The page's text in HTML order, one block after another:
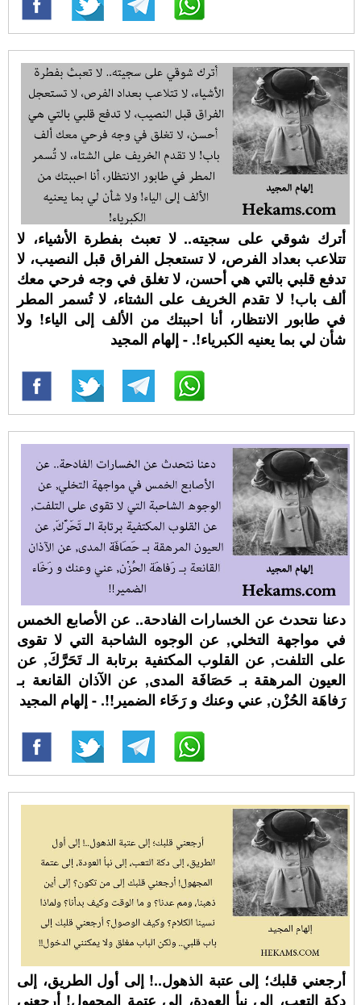
أترك شوقي على سجيته.. لا تعبث بفطرة الأشياء، لا
تتلاعب بعداد الفرص، لا تستعجل الفراق قبل النصيب، لا
تدفع قلبي بالتي هي أحسن، لا تغلق في وجه فرحي معك
ألف باب! لا تقدم الخريف على الشتاء، لا تُسمر المطر
في طابور الانتظار، أنا احببتك من الألف إلى الياء! ولا
شأن لي بما يعنيه الكبرياء!. - إلهام المجيد
دعنا نتحدث عن الخسارات الفادحة.. عن الأصابع الخمس
في مواجهة التخلي, عن الوجوه الشاحبة التي لا تقوى
على التلفت, عن القلوب المكتفية برتابة الـ تَحَرَّكَ, عن
العيون المرهقة بـ حَصَافَة المدى, عن الآذان القانعة بـ
رَفاهَة الحُزْن, عني وعنك و رَخَاء الضمير!!. - إلهام المجيد
أرجعني قلبك؛ إلى عتبة الذهول..! إلى أول الطريق، إلى
دكة التعب، إلى نبأ العودة، إلى عتمة المجهول! أرجعني